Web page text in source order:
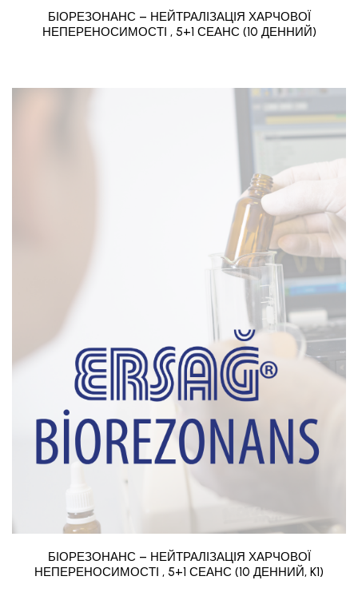
БІОРЕЗОНАНС – НЕЙТРАЛІЗАЦІЯ ХАРЧОВОЇ
НЕПЕРЕНОСИМОСТІ , 5+1 СЕАНС (10 ДЕННИЙ)
БІОРЕЗОНАНС – НЕЙТРАЛІЗАЦІЯ ХАРЧОВОЇ
НЕПЕРЕНОСИМОСТІ , 5+1 СЕАНС (10 ДЕННИЙ, K1)